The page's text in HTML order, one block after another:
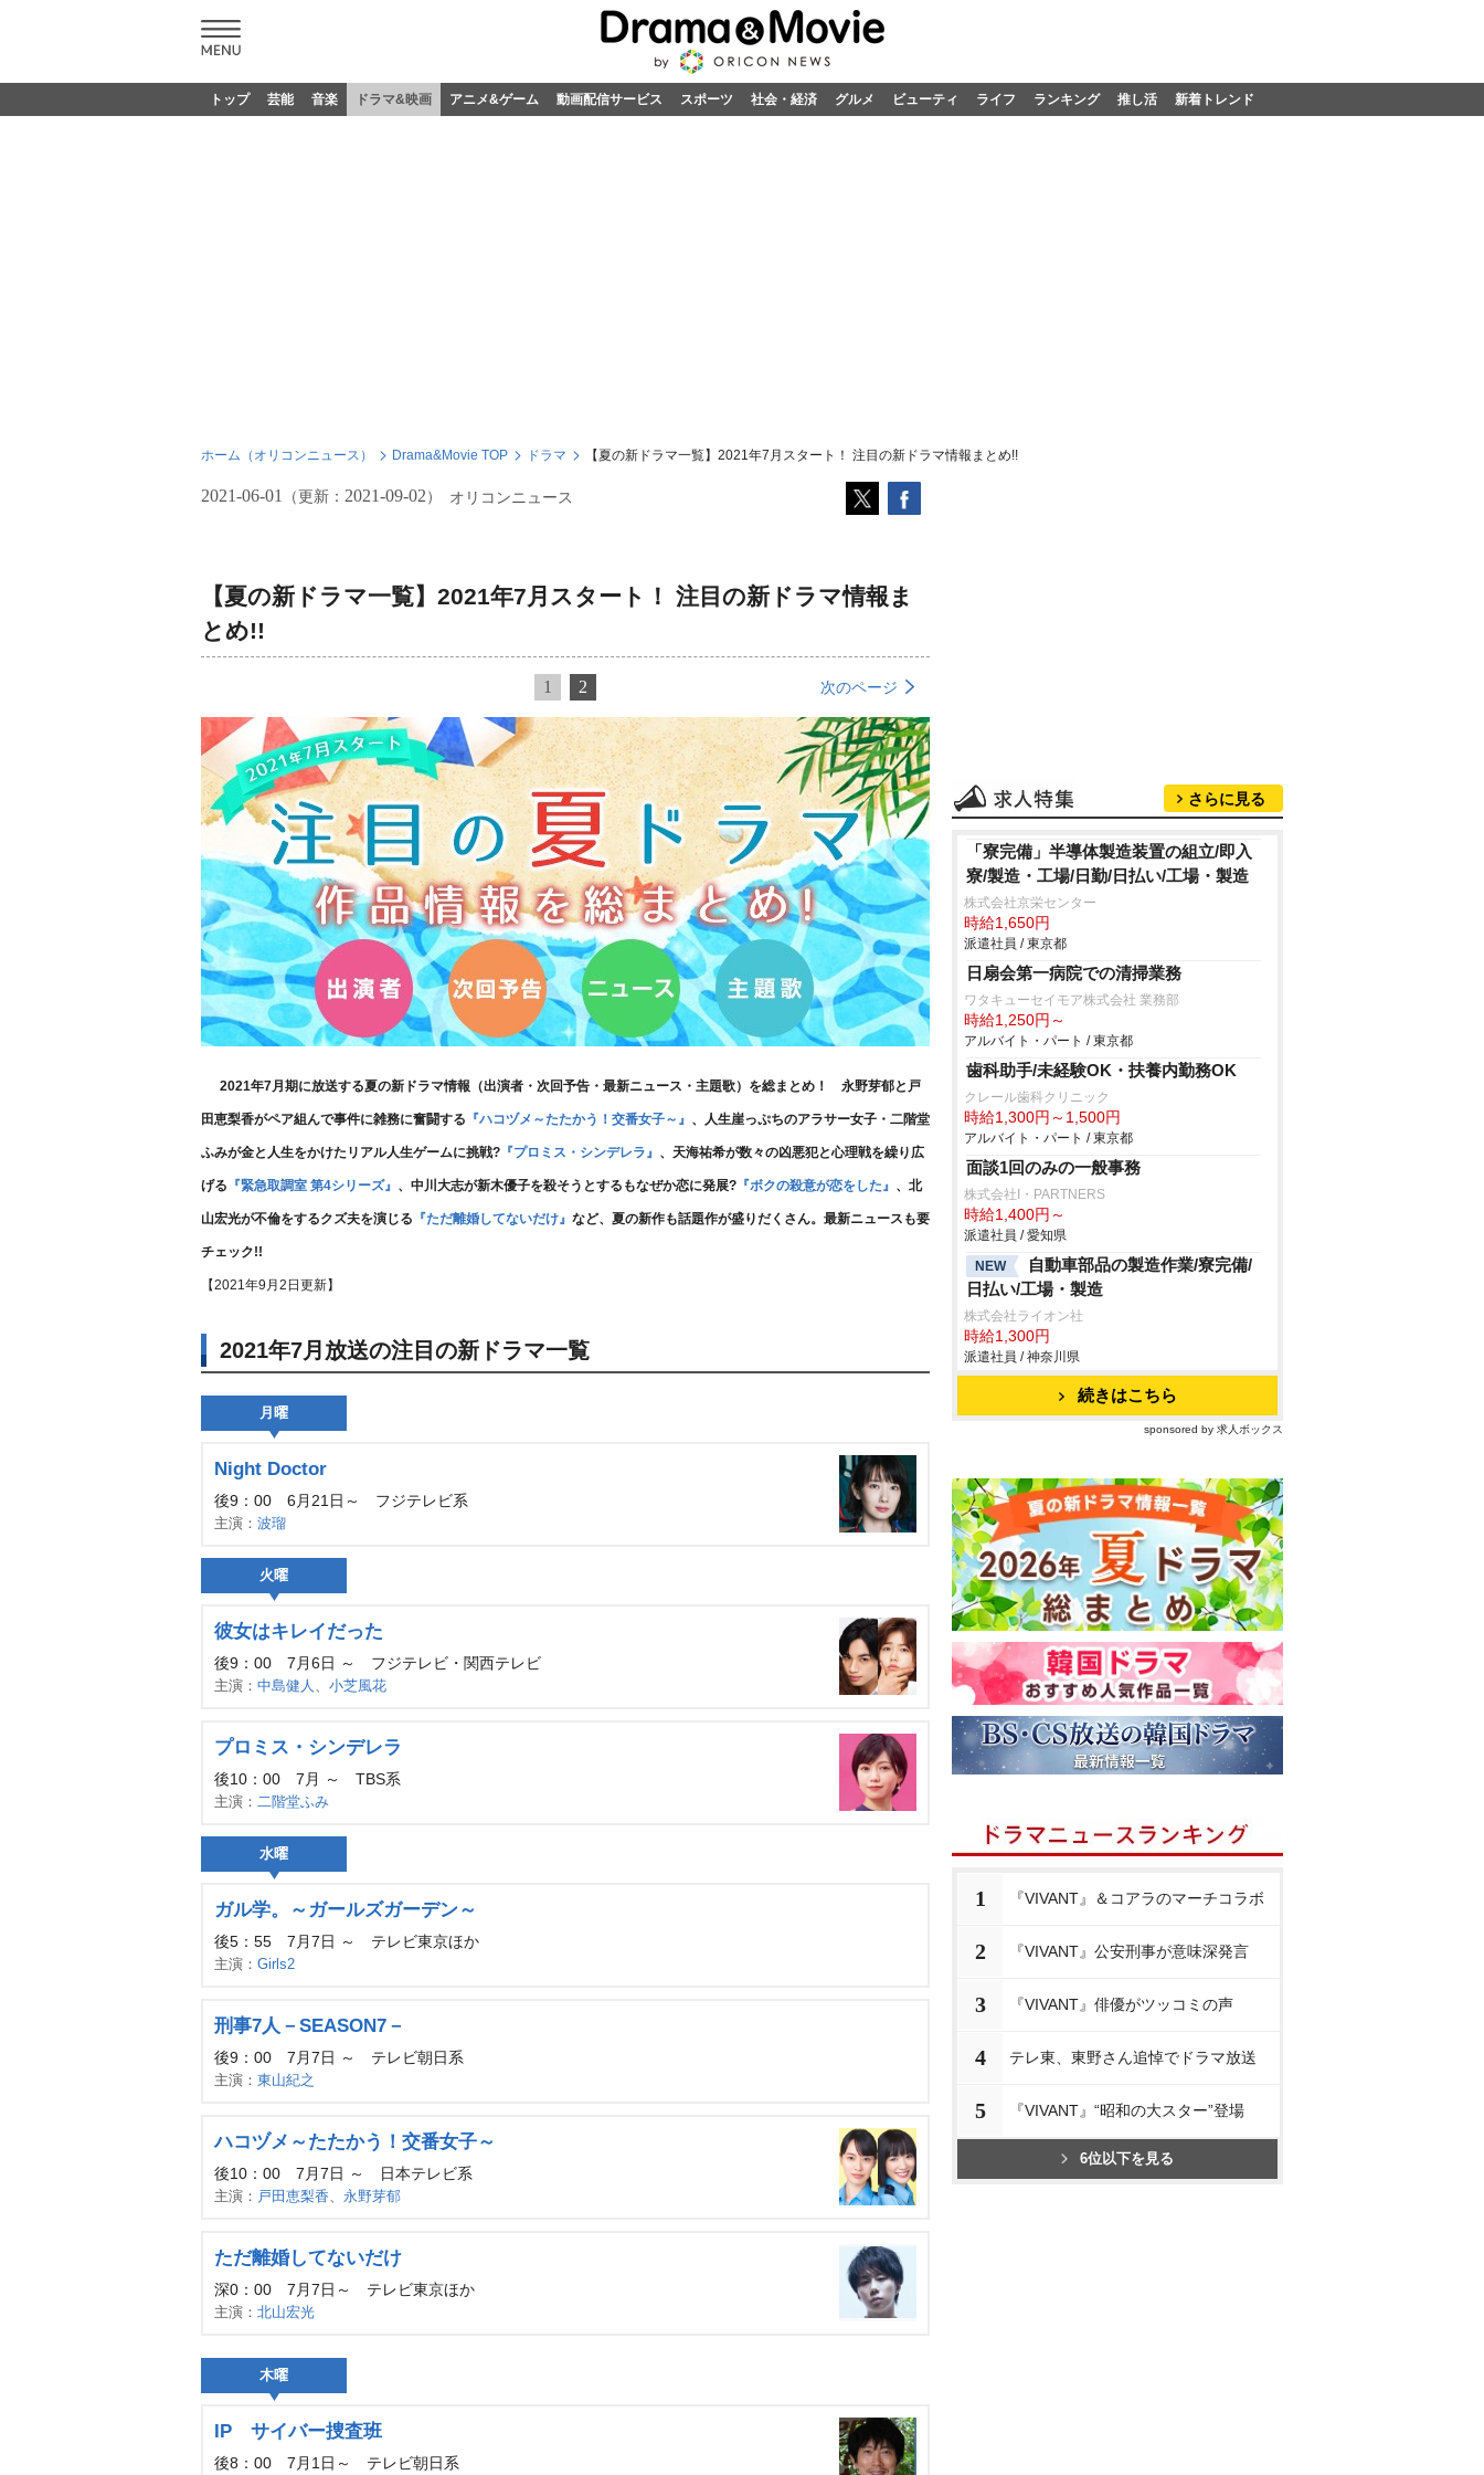
トップ 芸能 音楽 ドラマ&映画 アニメ&ゲーム 動画配信サービス スポーツ 社会・経済 グルメ ビューティ ライフ ランキング 推し活 新着トレンド
ホーム（オリコンニュース） Drama&Movie TOP ドラマ 【夏の新ドラマ一覧】2021年7月スタート！ 注目の新ドラマ情報まとめ!!
2021-06-01 （更新： 2021-09-02 ） オリコンニュース
【夏の新ドラマ一覧】2021年7月スタート！ 注目の新ドラマ情報ま
とめ!!
1 2 次のページ
2021年7月期に放送する夏の新ドラマ情報（出演者・次回予告・最新ニュース・主題歌）を総まとめ！ 永野芽郁と戸
田恵梨香がペア組んで事件に雑務に奮闘する 『ハコヅメ～たたかう！交番女子～』 、人生崖っぷちのアラサー女子・二階堂
ふみが金と人生をかけたリアル人生ゲームに挑戦? 『プロミス・シンデレラ』 、天海祐希が数々の凶悪犯と心理戦を繰り広
げる 『緊急取調室 第4シリーズ』 、中川大志が新木優子を殺そうとするもなぜか恋に発展? 『ボクの殺意が恋をした』 、北
山宏光が不倫をするクズ夫を演じる 『ただ離婚してないだけ』 など、夏の新作も話題作が盛りだくさん。最新ニュースも要
チェック!!
【2021年9月2日更新】
2021年7月放送の注目の新ドラマ一覧
月曜
Night Doctor
後9：00 6月21日～ フジテレビ系
主演： 波瑠
火曜
彼女はキレイだった
後9：00 7月6日 ～ フジテレビ・関西テレビ
主演： 中島健人 、 小芝風花
プロミス・シンデレラ
後10：00 7月 ～ TBS系
主演： 二階堂ふみ
水曜
ガル学。～ガールズガーデン～
後5：55 7月7日 ～ テレビ東京ほか
主演： Girls2
刑事7人－SEASON7－
後9：00 7月7日 ～ テレビ朝日系
主演： 東山紀之
ハコヅメ～たたかう！交番女子～
後10：00 7月7日 ～ 日本テレビ系
主演： 戸田恵梨香、 永野芽郁
ただ離婚してないだけ
深0：00 7月7日～ テレビ東京ほか
主演： 北山宏光
木曜
IP サイバー捜査班
後8：00 7月1日～ テレビ朝日系
さらに見る
「寮完備」半導体製造装置の組立/即入
寮/製造・工場/日勤/日払い/工場・製造
株式会社京栄センター
時給1,650円
派遣社員 / 東京都
日扇会第一病院での清掃業務
ワタキューセイモア株式会社 業務部
時給1,250円～
アルバイト・パート / 東京都
歯科助手/未経験OK・扶養内勤務OK
クレール歯科クリニック
時給1,300円～1,500円
アルバイト・パート / 東京都
面談1回のみの一般事務
株式会社I・PARTNERS
時給1,400円～
派遣社員 / 愛知県
NEW
自動車部品の製造作業/寮完備/
日払い/工場・製造
株式会社ライオン社
時給1,300円
派遣社員 / 神奈川県
続きはこちら
sponsored by 求人ボックス
1 『VIVANT』＆コアラのマーチコラボ
2 『VIVANT』公安刑事が意味深発言
3 『VIVANT』俳優がツッコミの声
4 テレ東、東野さん追悼でドラマ放送
5 『VIVANT』“昭和の大スター”登場
6位以下を見る